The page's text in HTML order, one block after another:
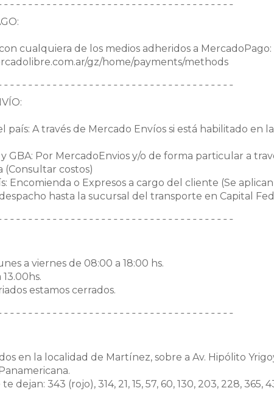
cualquiera de los medios adheridos a MercadoPago:
gz/home/payments/methods
país: A través de Mercado Envíos si está habilitado en la
y GBA: Por MercadoEnvios y/o de forma particular a
(Consultar costos)
Encomienda o Expresos a cargo del cliente (Se
hasta la sucursal del transporte en Capital
a viernes de 08:00 a 18:00 hs.
13.00hs.
estamos cerrados.
en la localidad de Martínez, sobre a Av. Hipólito
dejan: 343 (rojo), 314, 21, 15, 57, 60, 130, 203, 228, 365,